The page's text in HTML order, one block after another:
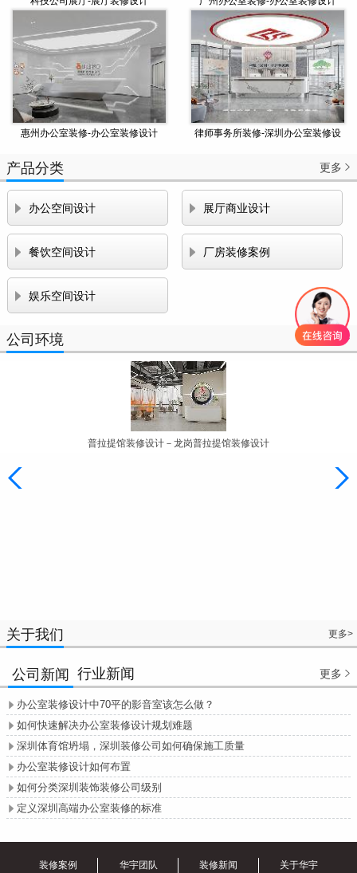
惠州办公室装修-办公室装修设计
律师事务所装修-深圳办公室装修设
产品分类 更多 
 办公空间设计  展厅商业设计
 餐饮空间设计  厂房装修案例
 娱乐空间设计
公司环境 更多 
普拉提馆装修设计－龙岗普拉提馆装修设计
关于我们 更多>
公司新闻 行业新闻 更多 
 办公室装修设计中70平的影音室该怎么做？
 如何快速解决办公室装修设计规划难题
 深圳体育馆坍塌，深圳装修公司如何确保施工质量
 办公室装修设计如何布置
 如何分类深圳装饰装修公司级别
 定义深圳高端办公室装修的标准
装修案例 华宇团队 装修新闻 关于华宇